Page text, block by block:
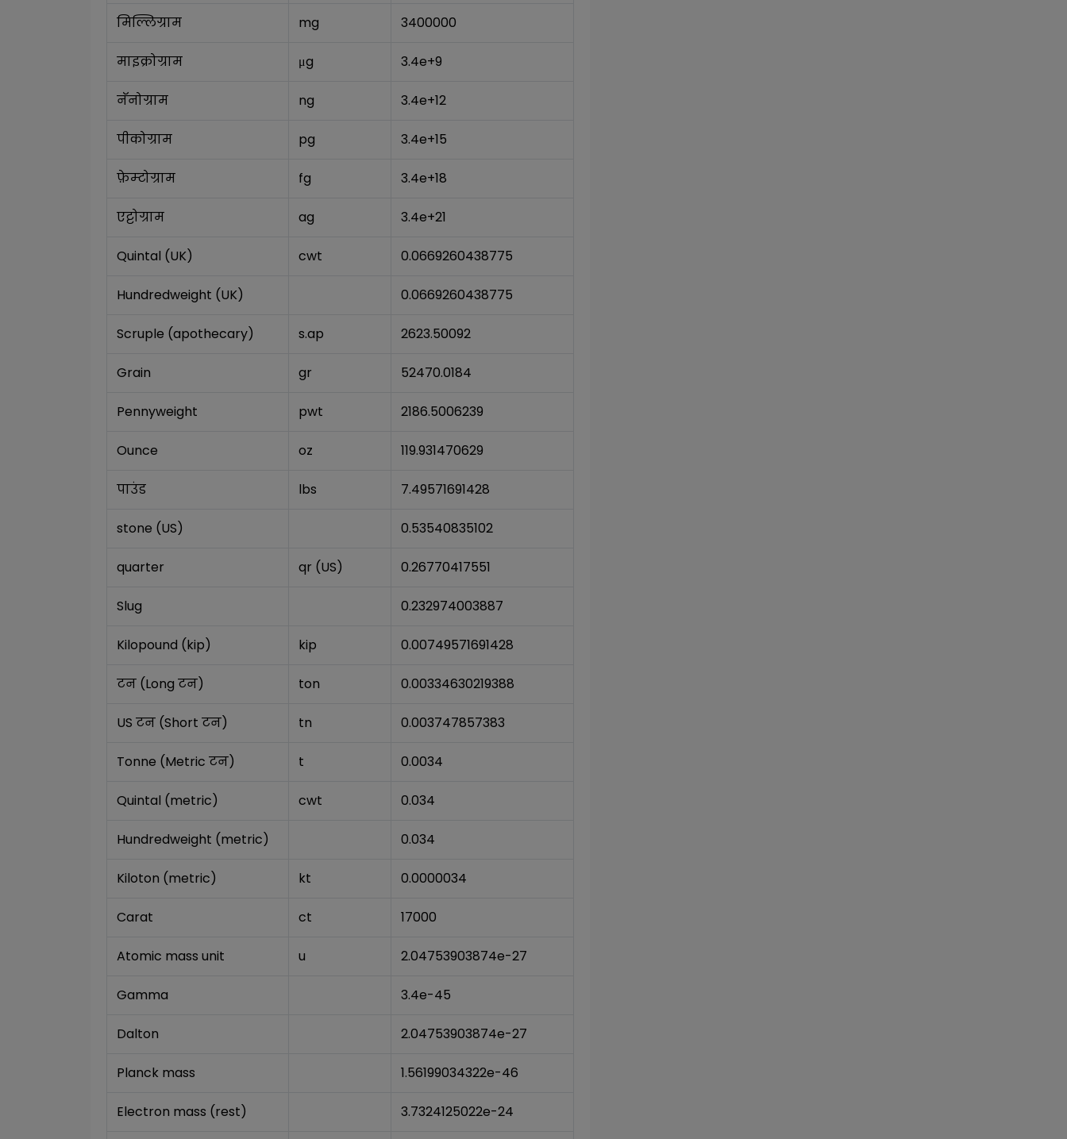
मिल्लिग्राम mg 3400000
माइक्रोग्राम μg 3.4e+9
नॅनोग्राम ng 3.4e+12
पीकोग्राम pg 3.4e+15
फ़ेम्टोग्राम fg 3.4e+18
एट्टोग्राम ag 3.4e+21
Quintal (UK) cwt 0.0669260438775
Hundredweight (UK) 0.0669260438775
Scruple (apothecary) s.ap 2623.50092
Grain gr 52470.0184
Pennyweight pwt 2186.5006239
Ounce oz 119.931470629
पाउंड lbs 7.49571691428
stone (US) 0.53540835102
quarter qr (US) 0.26770417551
Slug 0.232974003887
Kilopound (kip) kip 0.00749571691428
टन (Long टन) ton 0.00334630219388
US टन (Short टन) tn 0.003747857383
Tonne (Metric टन) t 0.0034
Quintal (metric) cwt 0.034
Hundredweight (metric) 0.034
Kiloton (metric) kt 0.0000034
Carat ct 17000
Atomic mass unit u 2.04753903874e-27
Gamma 3.4e-45
Dalton 2.04753903874e-27
Planck mass 1.56199034322e-46
Electron mass (rest) 3.7324125022e-24